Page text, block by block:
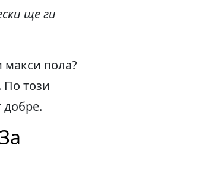
ще ги
макси пола?
По този
добре.